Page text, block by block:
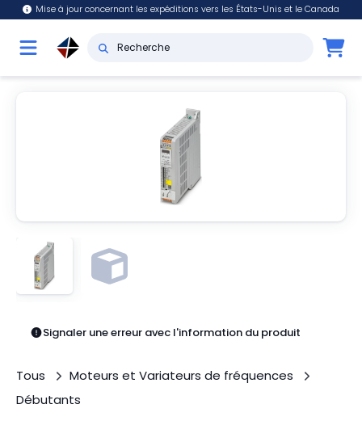
Mise à jour concernant les expéditions vers les États-Unis et le Canada
Signaler une erreur avec l'information du produit
Tous
Moteurs et Variateurs de fréquences
Débutants